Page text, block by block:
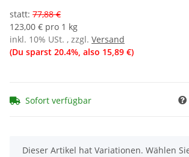
statt: 77,88 €
123,00 € pro 1 kg
inkl. 10% USt. , zzgl. Versand
(Du sparst 20.4%, also 15,89 €)
Sofort verfügbar
x
Dieser Artikel hat Variationen. Wählen